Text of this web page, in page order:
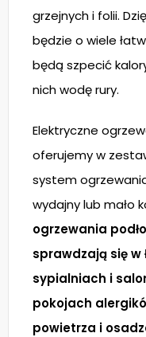
grzejnych i folii.
będzie o wiele
będą szpecić
nich wodę rury.
Elektryczne
oferujemy w
system
wydajny lub mało
ogrzewania
sprawdzają się w
sypialniach i
pokojach
powietrza i